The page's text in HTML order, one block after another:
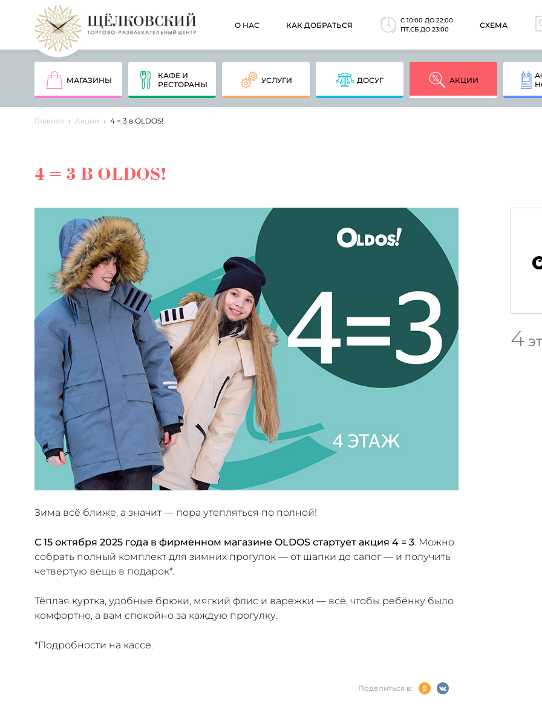
О НАС КАК ДОБРАТЬСЯ
C 10:00 ДО 22:00
ПТ,СБ ДО 23:00
СХЕМА
МАГАЗИНЫ
КАФЕ И
РЕСТОРАНЫ
УСЛУГИ ДОСУГ АКЦИИ
Главная Акции 4 = 3 в OLDOS!
4 = 3 В OLDOS!
4
Зима всё ближе, а значит — пора утепляться по полной!
С 15 октября 2025 года в фирменном магазине OLDOS стартует акция 4 = 3. Можно
собрать полный комплект для зимних прогулок — от шапки до сапог — и получить
четвертую вещь в подарок*.
Тёплая куртка, удобные брюки, мягкий флис и варежки — всё, чтобы ребёнку было
комфортно, а вам спокойно за каждую прогулку.
*Подробности на кассе.
Поделиться в: